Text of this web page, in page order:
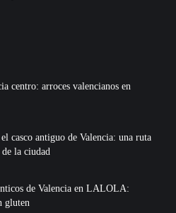
centro: arroces valencianos en
casco antiguo de Valencia: una ruta
la ciudad
de Valencia en LALOLA:
gluten